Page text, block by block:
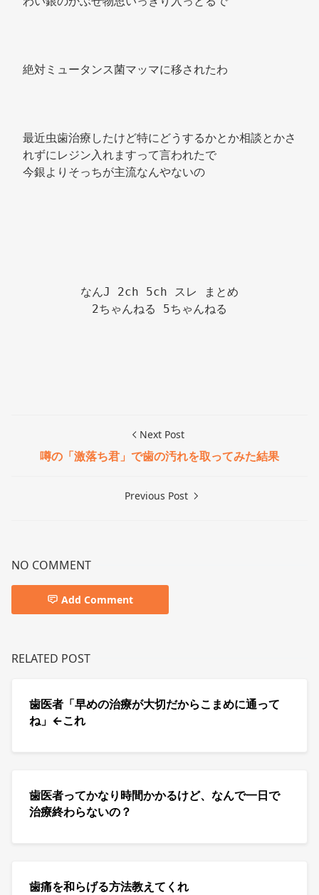
絶対ミュータンス菌マッマに移されたわ
最近虫歯治療したけど特にどうするかとか相談とかさ
れずにレジン入れますって言われたで
今銀よりそっちが主流なんやないの
なんJ 2ch 5ch スレ まとめ
2ちゃんねる 5ちゃんねる
Next Post
噂の「激落ち君」で歯の汚れを取ってみた結果
Previous Post
NO COMMENT
Add Comment
RELATED POST
歯医者「早めの治療が大切だからこまめに通って
ね」←これ
歯医者ってかなり時間かかるけど、なんで一日で
治療終わらないの？
歯痛を和らげる方法教えてくれ